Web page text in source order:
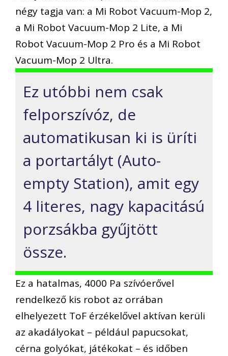
négy tagja van: a Mi Robot Vacuum-Mop 2,
a Mi Robot Vacuum-Mop 2 Lite, a Mi
Robot Vacuum-Mop 2 Pro és a Mi Robot
Vacuum-Mop 2 Ultra.
Ez utóbbi nem csak
felporszívóz, de
automatikusan ki is üríti
a portartályt (Auto-
empty Station), amit egy
4 literes, nagy kapacitású
porzsákba gyűjtött
össze.
Ez a hatalmas, 4000 Pa szívóerővel
rendelkező kis robot az orrában
elhelyezett ToF érzékelővel aktívan kerüli
az akadályokat – például papucsokat,
cérna golyókat, játékokat – és időben